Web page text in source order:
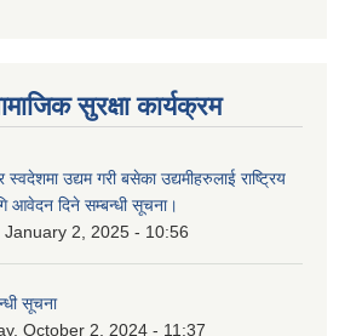
सुरक्षा कार्यक्रम
स्वदेशमा उद्यम गरी बसेका उद्यमीहरुलाई राष्‍ट्रिय
आवेदन दिने सम्बन्धी सूचना।
January 2, 2025 - 10:56
सूचना
October 2, 2024 - 11:37